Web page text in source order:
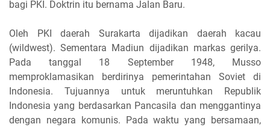
bagi PKI. Doktrin itu bernama Jalan Baru.
Oleh PKI daerah Surakarta dijadikan daerah kacau
(wildwest). Sementara Madiun dijadikan markas gerilya.
Pada tanggal 18 September 1948, Musso
memproklamasikan berdirinya pemerintahan Soviet di
Indonesia. Tujuannya untuk meruntuhkan Republik
Indonesia yang berdasarkan Pancasila dan menggantinya
dengan negara komunis. Pada waktu yang bersamaan,